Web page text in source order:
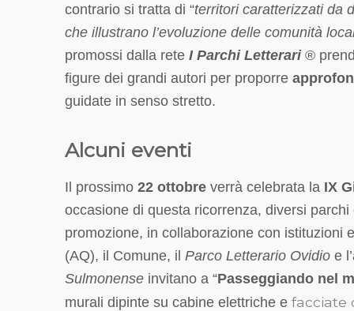
contrario si tratta di “territori caratterizzati da
che illustrano l’evoluzione delle comunità
promossi dalla rete IParchi Letterari ®
figure dei grandi autori per proporre
guidate in senso stretto.
Alcuni eventi
Il prossimo 22 ottobre verrà celebrata la IX
occasione di questa ricorrenza, diversi
promozione, in collaborazione con istituzioni
(AQ), il Comune, il Parco Letterario Ovidio e
Sulmonense invitano a “Passeggiando nel
murali dipinte su cabine elettriche e facciate